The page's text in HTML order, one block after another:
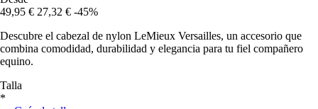
49,95 € 27,32 € -45%
Descubre el cabezal de nylon LeMieux Versailles, un accesorio que
combina comodidad, durabilidad y elegancia para tu fiel compañero
equino.
Talla
*